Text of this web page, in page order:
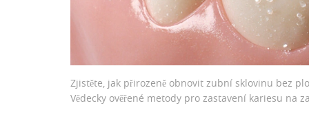
Zjistěte, jak přirozeně obnovit zubní sklovinu bez
Vědecky ověřené metody pro zastavení kariesu na